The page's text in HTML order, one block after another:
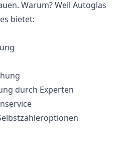
Warum? Weil Autoglas
bietet:
durch Experten